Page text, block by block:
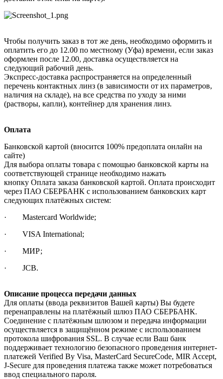
Чтобы получить заказ в тот же день, необходимо оформить и
оплатить его до 12.00 по местному (Уфа) времени, если заказ
оформлен после 12.00, доставка осуществляется на
следующий рабочий день.
Экспресс-доставка распространяется на определенный
перечень контактных линз (в зависимости от их параметров,
наличия на складе), на все средства по уходу за ними
(растворы, капли), контейнер для хранения линз.
Оплата
Банковской картой (вносится 100% предоплата онлайн на
сайте)
Для выбора оплаты товара с помощью банковской карты на
соответствующей странице необходимо нажать
кнопку Оплата заказа банковской картой. Оплата происходит
через ПАО СБЕРБАНК с использованием банковских карт
следующих платёжных систем:
· Mastercard Worldwide;
· VISA International;
· МИР;
· JCB.
Описание процесса передачи данных
Для оплаты (ввода реквизитов Вашей карты) Вы будете
перенаправлены на платёжный шлюз ПАО СБЕРБАНК.
Соединение с платёжным шлюзом и передача информации
осуществляется в защищённом режиме с использованием
протокола шифрования SSL. В случае если Ваш банк
поддерживает технологию безопасного проведения интернет-
платежей Verified By Visa, MasterCard SecureCode, MIR Accept,
J-Secure для проведения платежа также может потребоваться
ввод специального пароля.